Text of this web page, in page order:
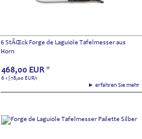
6 StÃŒck Forge de Laguiole Tafelmesser aus
Horn
► erfahren Sie
468,00 EUR *
6 1 | 78,00 EUR/1